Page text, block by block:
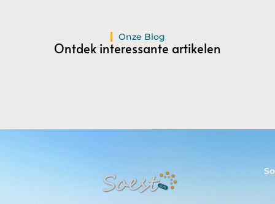
Onze Blog
Ontdek interessante artikelen